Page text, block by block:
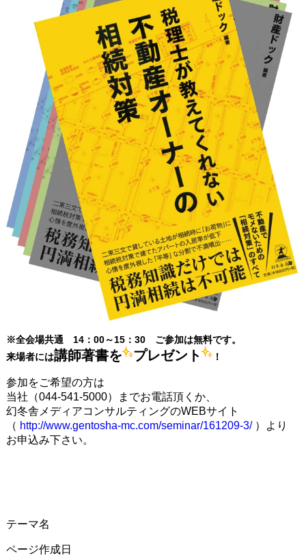
※全会場共通 14：00～15：30 ご参加は無料です。
来場者には講師著書を プレゼント ！
参加をご希望の方は
当社（044-541-5000）までお電話頂くか、
幻冬舎メディアコンサルティングのWEBサイト
（ http://www.gentosha-mc.com/seminar/161209-3/）より
お申込み下さい。
テーマ名
ページ作成日